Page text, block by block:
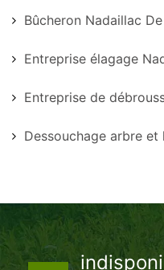
Bûcheron Nadaillac
Entreprise élagage
Entreprise de
Dessouchage arbre et